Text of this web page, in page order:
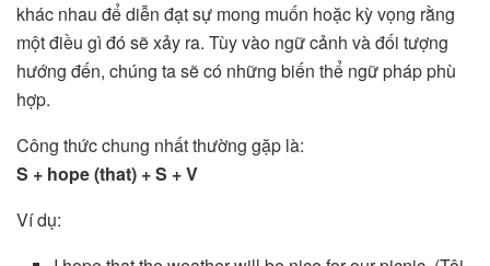
khác nhau để diễn đạt sự mong muốn hoặc kỳ vọng rằng
một điều gì đó sẽ xảy ra. Tùy vào ngữ cảnh và đối tượng
hướng đến, chúng ta sẽ có những biến thể ngữ pháp phù
hợp.
Công thức chung nhất thường gặp là:
S + hope (that) + S + V
Ví dụ: